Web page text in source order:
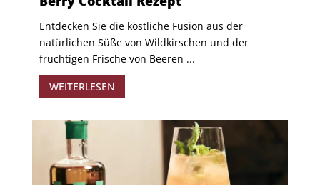
Entdecken Sie die köstliche Fusion aus der
natürlichen Süße von Wildkirschen und der
fruchtigen Frische von Beeren ...
WEITERLESEN